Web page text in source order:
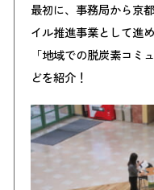
最初に、事務局から京
イル推進事業として進
「地域での脱炭素コミ
どを紹介！